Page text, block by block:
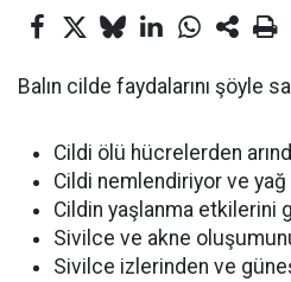
Balın cilde faydalarını şöyle
Cildi ölü hücrelerden
Cildi nemlendiriyor ve
Cildin yaşlanma etkilerini
Sivilce ve akne
Sivilce izlerinden ve